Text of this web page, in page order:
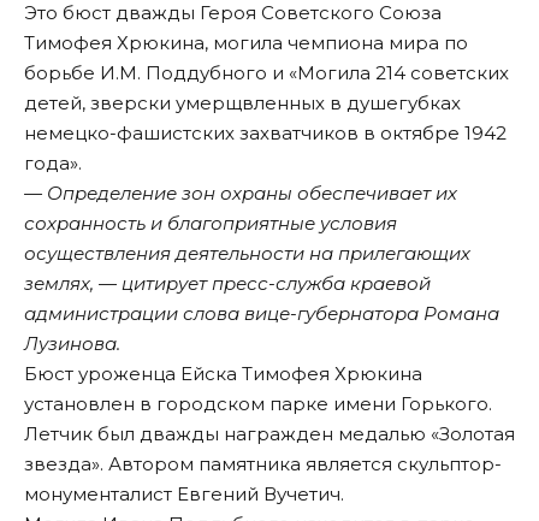
Это бюст дважды Героя Советского Союза
Тимофея Хрюкина, могила чемпиона мира по
борьбе И.М. Поддубного и «Могила 214 советских
детей, зверски умерщвленных в душегубках
немецко-фашистских захватчиков в октябре 1942
года».
— Определение зон охраны обеспечивает их
сохранность и благоприятные условия
осуществления деятельности на прилегающих
землях, — цитирует пресс-служба краевой
администрации слова вице-губернатора Романа
Лузинова.
Бюст уроженца Ейска Тимофея Хрюкина
установлен в городском парке имени Горького.
Летчик был дважды награжден медалью «Золотая
звезда». Автором памятника является скульптор-
монументалист Евгений Вучетич.